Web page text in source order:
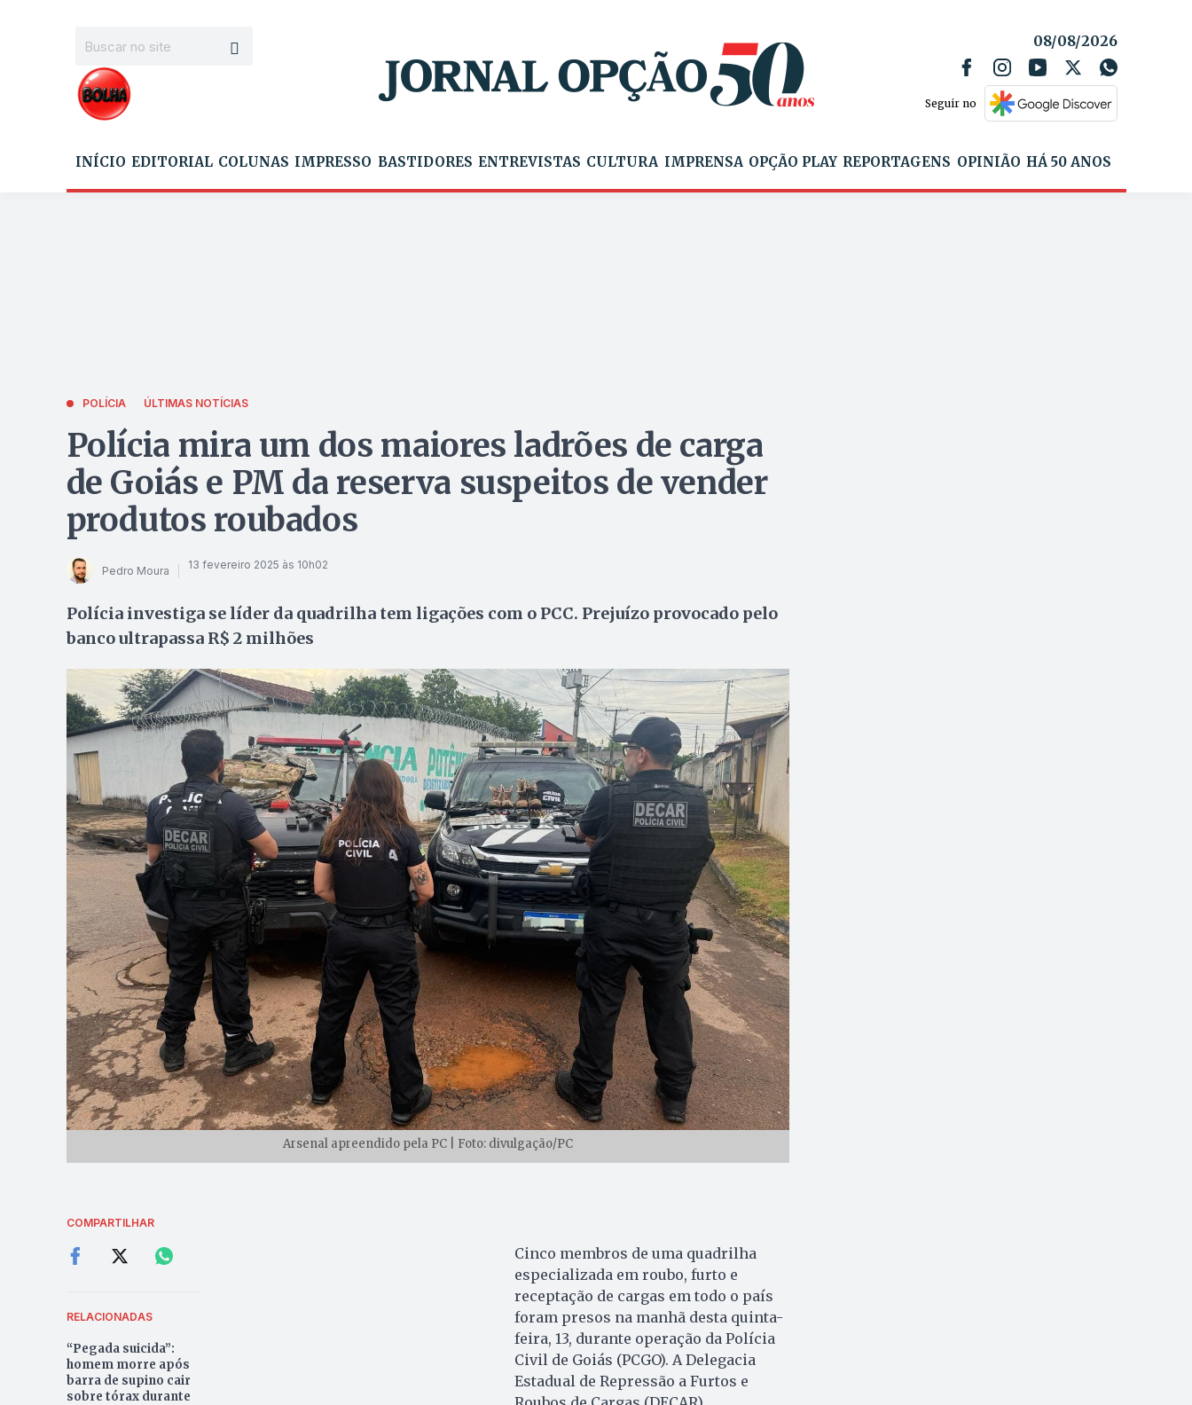
08/08/2026
Seguir no
INÍCIO EDITORIAL COLUNAS IMPRESSO BASTIDORES ENTREVISTAS CULTURA IMPRENSA OPÇÃO PLAY REPORTAGENS OPINIÃO HÁ 50 ANOS
POLÍCIA ÚLTIMAS NOTÍCIAS
Polícia mira um dos maiores ladrões de carga
de Goiás e PM da reserva suspeitos de vender
produtos roubados
Pedro Moura 13 fevereiro 2025 às 10h02
Polícia investiga se líder da quadrilha tem ligações com o PCC. Prejuízo provocado pelo
banco ultrapassa R$ 2 milhões
Arsenal apreendido pela PC | Foto: divulgação/PC
COMPARTILHAR
RELACIONADAS
“Pegada suicida”:
homem morre após
barra de supino cair
sobre tórax durante
Cinco membros de uma quadrilha
especializada em roubo, furto e
receptação de cargas em todo o país
foram presos na manhã desta quinta-
feira, 13, durante operação da Polícia
Civil de Goiás (PCGO). A Delegacia
Estadual de Repressão a Furtos e